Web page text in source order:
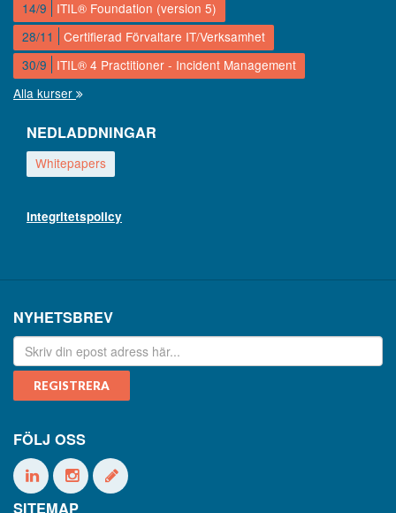
14/9
ITIL® Foundation (version 5)
28/11
Certifierad Förvaltare IT/Verksamhet
30/9
ITIL® 4 Practitioner - Incident Management
Alla kurser
NEDLADDNINGAR
Whitepapers
Integritetspolicy
NYHETSBREV
FÖLJ OSS
SITEMAP